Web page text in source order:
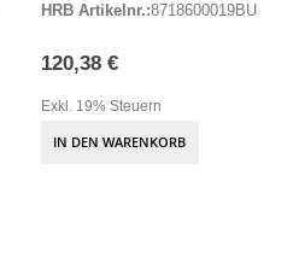
HRB Artikelnr.:8718600019BU
120,38 €
Exkl. 19% Steuern
IN DEN WARENKORB